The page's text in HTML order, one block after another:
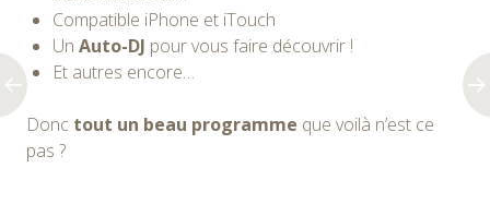
Compatible iPhone et iTouch
Un Auto-DJ pour vous faire découvrir !
Et autres encore…
Donc tout un beau programme que voilà n’est ce
pas ?